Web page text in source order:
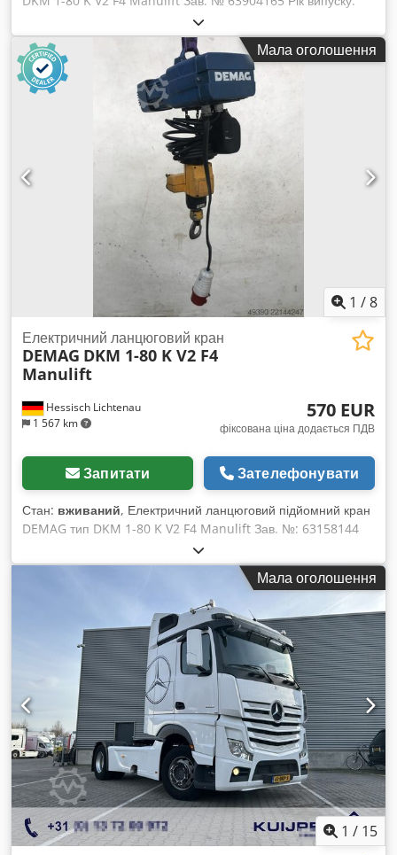
1998 Djdozd Hi Ropfx Aixekr Вантажопідйомність: 80 кг Хід
гака: 2,8 метра Швидкість підйому: 14 м/хв Швидкість
точного підйому: 3,5 м/хв Потужність двигуна: 0,34 / 0,09
кВт Підключення до мережі: 400 Вольт, 50 Гц 1 вантажна
лінія = 80 кг Ручне керування Manulift безпосередньо на
гаку крана Вага: 18 кг Гарний стан
Мала оголошення
1 /8
Hessisch Lichtenau
1 567 km
Електричний ланцюговий кран
DEMAG DKM 1-80 K V2 F4
Manulift
570 EUR
фіксована ціна додається ПДВ
Запитати Зателефонувати
Стан: вживаний, Електричний ланцюговий підйомний кран
DEMAG тип DKM 1-80 K V2 F4 Manulift Зав. №: 63158144
Рік випуску: 2000 Dkodpjzd Hi Dofx Aixor
Вантажопідйомність: 80 кг Хід гака: 3 метри Швидкість
підйому: 14 м/хв Швидкість точного підйому: 3,5 м/хв
Потужність двигуна: 0,34 / 0,09 кВт Підключення до мережі:
400 В, 50 Гц 1 вантажний ланцюг = 80 кг Ручне керування
Manulift безпосередньо на гаку крана Вага: 18 кг Гарний
Мала оголошення
1 / 15